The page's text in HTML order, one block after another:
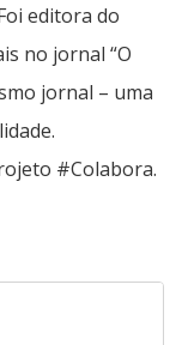
editora do
no jornal “O
jornal – uma
#Colabora.